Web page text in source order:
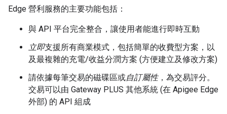
Edge 營利服務的主要功能包括：
與 API 平台完全整合，讓使用者能進行即時互動
立即支援所有商業模式，包括簡單的收費型方案，以
及最複雜的充電/收益分潤方案 (方便建立及修改方案)
請依據每筆交易的磁碟區或自訂屬性，為交易評分。
交易可以由 Gateway PLUS 其他系統 (在 Apigee Edge
外部) 的 API 組成